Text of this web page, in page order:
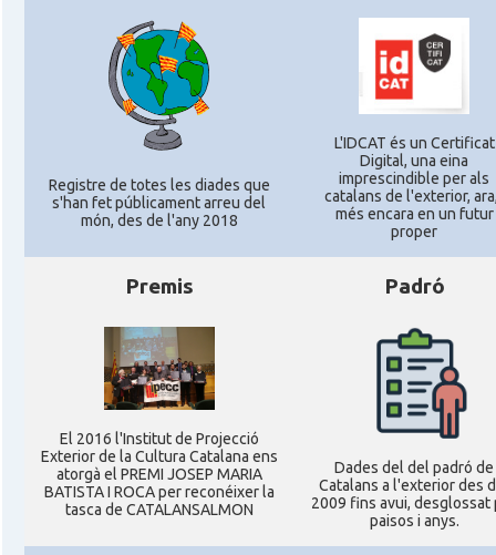
Registre de totes les diades que
s'han fet públicament arreu del
món, des de l'any 2018
L'IDCAT és un Certificat
Digital, una eina
imprescindible per als
catalans de l'exterior,
més encara en un futur
proper
Premis
El 2016 l'Institut de Projecció
Exterior de la Cultura Catalana ens
atorgà el PREMI JOSEP MARIA
BATISTA I ROCA per reconéixer la
tasca de CATALANSALMON
Padró
Dades del del padró de
Catalans a l'exterior des
2009 fins avui, desglossat
paisos i anys.